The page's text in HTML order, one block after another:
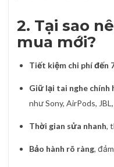
2. Tại sao
mua mới?
Tiết kiệm chi phí đến
Giữ lại tai nghe chính
như Sony, AirPods,
Thời gian sửa nhanh,
Bảo hành rõ ràng,